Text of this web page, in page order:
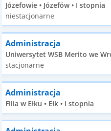
Józefowie • Józefów • I stopnia
niestacjonarne
Administracja
Uniwersytet WSB Merito we
stacjonarne
Administracja
Filia w Ełku • Ełk • I stopnia